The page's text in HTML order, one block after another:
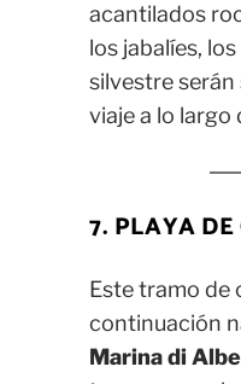
acantilados
los jabalíes,
silvestre
viaje a lo largo
7. PLAYA
Este tramo de
continuación
Marina di